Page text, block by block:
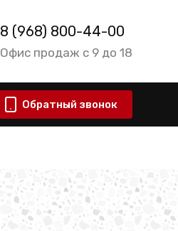
8 (968) 800-44-00
Офис продаж с 9 до 18
Обратный звонок